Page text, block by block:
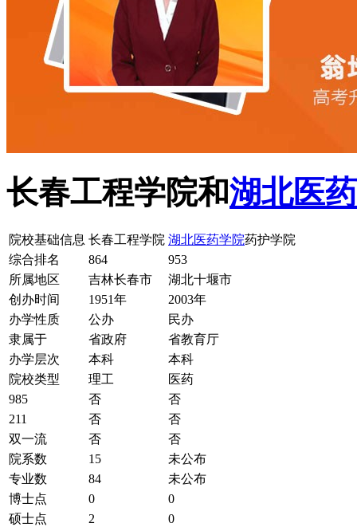
长春工程学院和湖北医
院校基础信息 长春工程学院 湖北医药学院药护学院
综合排名
864
953
所属地区
吉林长春市
湖北十堰市
创办时间
1951年
2003年
办学性质
公办
民办
隶属于
省政府
省教育厅
办学层次
本科
本科
院校类型
理工
医药
985
否
否
211
否
否
双一流
否
否
院系数
15
未公布
专业数
84
未公布
博士点
0
0
硕士点
2 0